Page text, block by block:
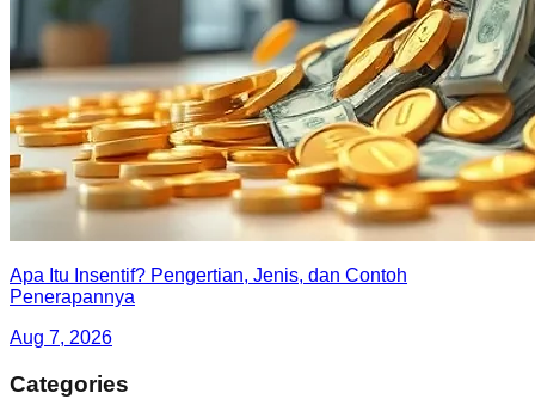
Apa Itu Insentif? Pengertian, Jenis, dan Contoh
Penerapannya
Aug 7, 2026
Categories